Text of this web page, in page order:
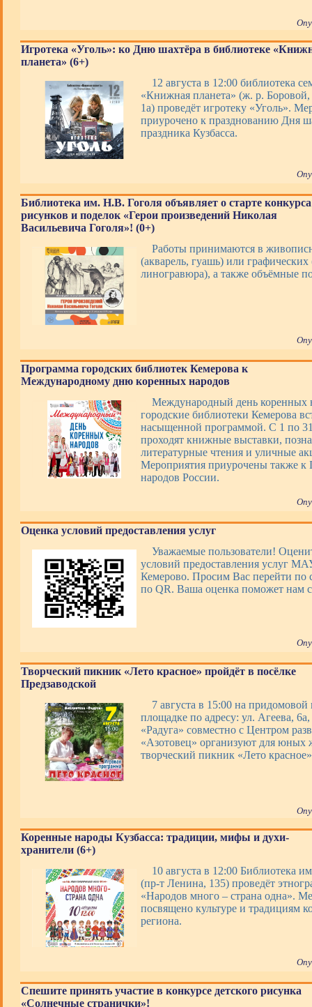
Игротека «Уголь»: ко Дню шахтёра в библиотеке
планета» (6+)
12 августа в 12:00 библиотека
«Книжная планета» (ж. р. Боровой,
1а) проведёт игротеку «Уголь».
приурочено к празднованию Дня
праздника Кузбасса.
Библиотека им. Н.В. Гоголя объявляет о старте конкурса
рисунков и поделок «Герои произведений Николая
Васильевича Гоголя»! (0+)
Работы принимаются в
(акварель, гуашь) или
линогравюра), а также объёмные
Программа городских библиотек Кемерова к
Международному дню коренных народов
Международный день коренных
городские библиотеки Кемерова
насыщенной программой. С 1 по 31
проходят книжные выставки,
литературные чтения и уличные
Мероприятия приурочены также к
народов России.
Оценка условий предоставления услуг
Уважаемые пользователи!
условий предоставления услуг
Кемерово. Просим Вас перейти по
по QR. Ваша оценка поможет нам
Творческий пикник «Лето красное» пройдёт в посёлке
Предзаводской
7 августа в 15:00 на придомовой
площадке по адресу: ул. Агеева,
«Радуга» совместно с Центром
«Азотовец» организуют для юных
творческий пикник «Лето
Коренные народы Кузбасса: традиции, мифы и духи-
хранители (6+)
10 августа в 12:00 Библиотека
(пр-т Ленина, 135) проведёт
«Народов много – страна одна».
посвящено культуре и традициям
региона.
Спешите принять участие в конкурсе детского рисунка
«Солнечные странички»!